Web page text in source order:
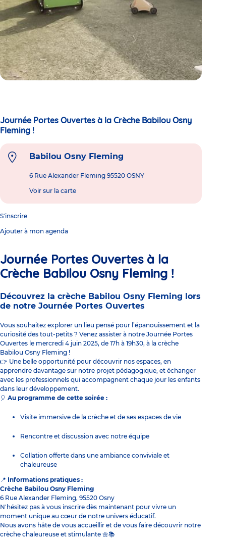
Journée Portes Ouvertes à la
Crèche Babilou Osny Fleming !
Découvrez la crèche Babilou Osny Fleming lors
de notre Journée Portes Ouvertes
Vous souhaitez explorer un lieu pensé pour l’épanouissement et la
curiosité des tout-petits ? Venez assister à notre Journée Portes
Ouvertes le mercredi 4 juin 2025, de 17h à 19h30, à la crèche
Babilou Osny Fleming !
👉 Une belle opportunité pour découvrir nos espaces, en
apprendre davantage sur notre projet pédagogique, et échanger
avec les professionnels qui accompagnent chaque jour les enfants
dans leur développement.
🎈 Au programme de cette soirée :
Visite immersive de la crèche et de ses espaces de vie
Rencontre et discussion avec notre équipe
Collation offerte dans une ambiance conviviale et
chaleureuse
📍 Informations pratiques :
Crèche Babilou Osny Fleming
6 Rue Alexander Fleming, 95520 Osny
N'hésitez pas à vous inscrire dès maintenant pour vivre un
moment unique au cœur de notre univers éducatif.
Nous avons hâte de vous accueillir et de vous faire découvrir notre
crèche chaleureuse et stimulante 🌼📚
Journée Portes Ouvertes à la Crèche Babilou Osny
Fleming !
Babilou Osny Fleming
6 Rue Alexander Fleming 95520 OSNY
Voir sur la carte
S'inscrire
Ajouter à mon agenda